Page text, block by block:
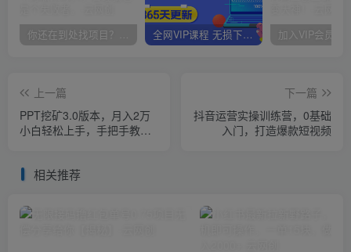
你还在到处找项目？还在当韭菜？我靠卖项目一个月收入5万+，曾经我也是个失败者。 全网VIP课程 无损下载~
上一篇
PPT挖矿3.0版本，月入2万
小白轻松上手，手把手教学
下一篇
抖音运营实操训练营，0基础
入门，打造爆款短视频
相关推荐